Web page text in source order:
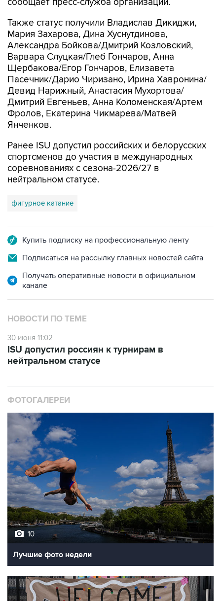
Также статус получили Владислав Дикиджи,
Мария Захарова, Дина Хуснутдинова,
Александра Бойкова/Дмитрий Козловский,
Варвара Слуцкая/Глеб Гончаров, Анна
Щербакова/Егор Гончаров, Елизавета
Пасечник/Дарио Чиризано, Ирина Хавронина/
Девид Нарижный, Анастасия Мухортова/
Дмитрий Евгеньев, Анна Коломенская/Артем
Фролов, Екатерина Чикмарева/Матвей
Янченков.
Ранее ISU допустил российских и белорусских
спортсменов до участия в международных
соревнованиях с сезона-2026/27 в
нейтральном статусе.
фигурное катание
Купить подписку на профессиональную ленту
Подписаться на рассылку главных новостей сайта
Получать оперативные новости в официальном
канале
НОВОСТИ ПО ТЕМЕ
30 июня 11:02
ISU допустил россиян к турнирам в
нейтральном статусе
ФОТОГАЛЕРЕИ
10
Лучшие фото недели